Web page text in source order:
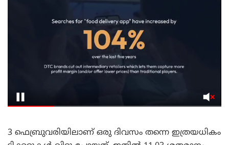
3 ഫെബ്രുവരിയിലാണ് ഒരു ദിവസം തന്നെ ഇത്രയധികം